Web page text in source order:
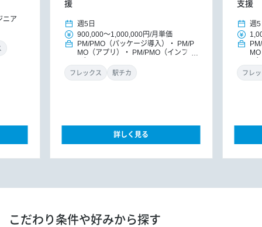
ニア
援
週5日
900,000～1,000,000円/月単価
PM/PMO（パッケージ導入）
PM/P
MO（アプリ）
PM/PMO（インフ
フレックス 駅チカ
詳しく見る
支援
週5
フレ
こだわり条件や好みから探す